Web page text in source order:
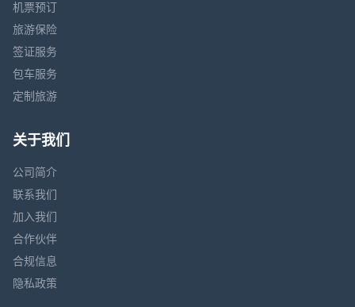
机票预订
旅游保险
签证服务
包车服务
定制旅游
关于我们
公司简介
联系我们
加入我们
合作伙伴
合规信息
隐私政策